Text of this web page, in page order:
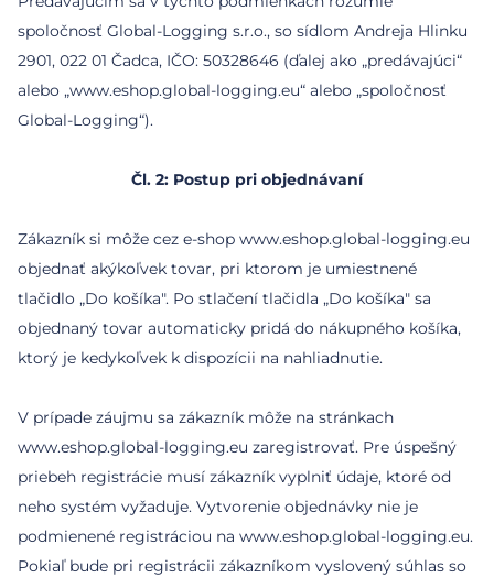
spoločnosť Global-Logging s.r.o., so sídlom Andreja Hlinku
2901, 022 01 Čadca, IČO: 50328646 (ďalej ako „predávajúci“
alebo „www.eshop.global-logging.eu“ alebo „spoločnosť
Čl. 2: Postup pri objednávaní
Zákazník si môže cez e-shop www.eshop.global-logging.eu
objednať akýkoľvek tovar, pri ktorom je umiestnené
tlačidlo „Do košíka". Po stlačení tlačidla „Do košíka" sa
objednaný tovar automaticky pridá do nákupného košíka,
ktorý je kedykoľvek k dispozícii na nahliadnutie.
V prípade záujmu sa zákazník môže na stránkach
www.eshop.global-logging.eu zaregistrovať. Pre úspešný
priebeh registrácie musí zákazník vyplniť údaje, ktoré od
neho systém vyžaduje. Vytvorenie objednávky nie je
podmienené registráciou na www.eshop.global-logging.eu.
Pokiaľ bude pri registrácii zákazníkom vyslovený súhlas so